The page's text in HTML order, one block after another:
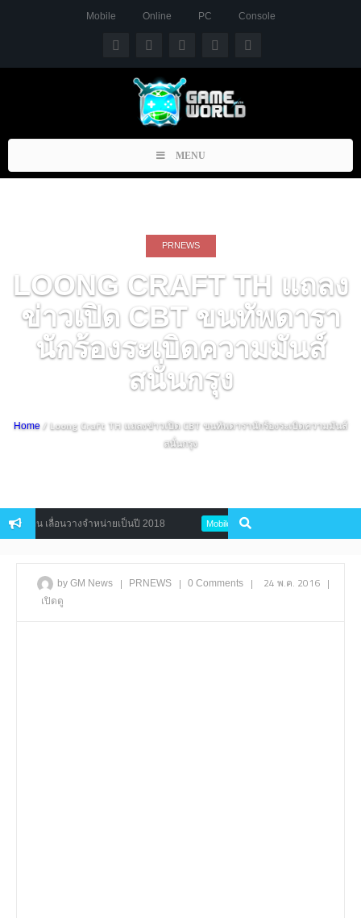
Mobile Online PC Console
Toggle
navigation
MENU
PRNEWS
LOONG CRAFT TH แถลง
ข่าวเปิด CBT ขนทัพดารา
นักร้องระเบิดความมันส์
สนั่นกรุง
Home / Loong Craft TH แถลงข่าวเปิด CBT ขนทัพดารานักร้องระเบิดความมันส์
สนั่นกรุง
น เลื่อนวางจำหน่ายเป็นปี 2018 คืนชีพตำนาน TS5 Legend เกมมือ
by GM News | PRNEWS | 0 Comments | 24 พ.ค. 2016 |
เปิดดู